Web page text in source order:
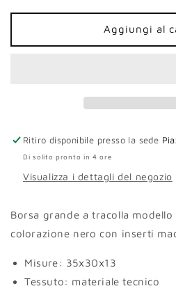
per
hobo
per
Borsa
hobo
maculato
Aggiungi al
Ritiro disponibile presso la sede
Di solito pronto in 4 ore
Visualizza i dettagli del negozio
Borsa grande a tracolla
colorazione nero con inserti
Misure: 35x30x13
Tessuto: materiale tecnico